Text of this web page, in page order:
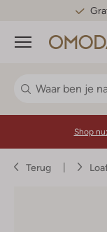
Menu
Shop nu:
Terug